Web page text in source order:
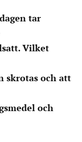
tar
Vilket
skrotas och att
och